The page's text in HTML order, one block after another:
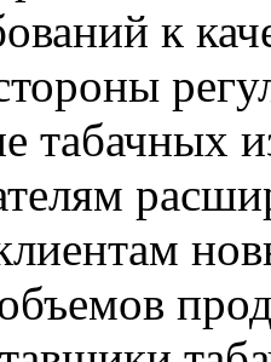
к
табачных